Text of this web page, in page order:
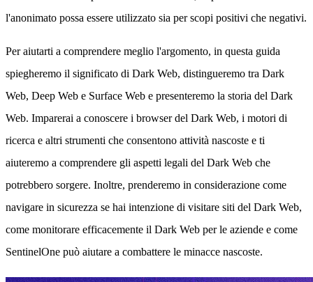
l'anonimato possa essere utilizzato sia per scopi positivi che negativi.
Per aiutarti a comprendere meglio l'argomento, in questa guida
spiegheremo il significato di Dark Web, distingueremo tra Dark
Web, Deep Web e Surface Web e presenteremo la storia del Dark
Web. Imparerai a conoscere i browser del Dark Web, i motori di
ricerca e altri strumenti che consentono attività nascoste e ti
aiuteremo a comprendere gli aspetti legali del Dark Web che
potrebbero sorgere. Inoltre, prenderemo in considerazione come
navigare in sicurezza se hai intenzione di visitare siti del Dark Web,
come monitorare efficacemente il Dark Web per le aziende e come
SentinelOne può aiutare a combattere le minacce nascoste.